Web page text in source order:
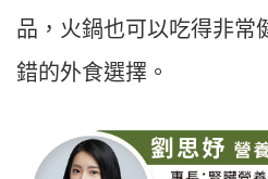
品，火鍋也可以吃得非常
錯的外食選擇。